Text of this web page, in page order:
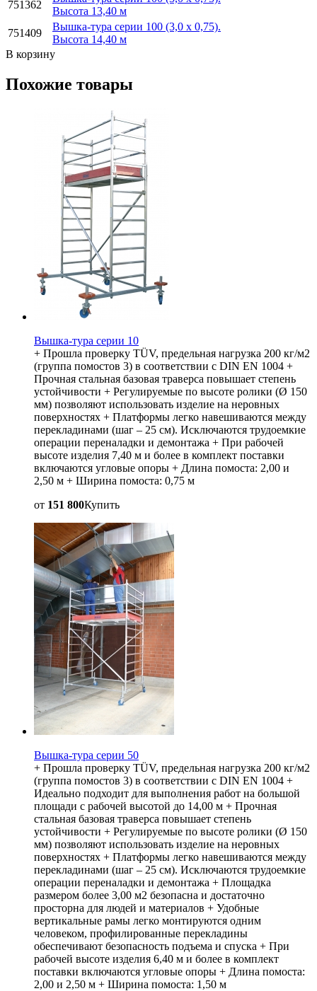
751362
Высота 13,40 м
751409
Вышка-тура серии 100 (3,0 х 0,75).
Высота 14,40 м
В корзину
Похожие товары
Вышка-тура серии 10
+ Прошла проверку TÜV, предельная нагрузка 200 кг/м2
(группа помостов 3) в соответствии с DIN EN 1004 +
Прочная стальная базовая траверса повышает степень
устойчивости + Регулируемые по высоте ролики (Ø 150
мм) позволяют использовать изделие на неровных
поверхностях + Платформы легко навешиваются между
перекладинами (шаг – 25 см). Исключаются трудоемкие
операции переналадки и демонтажа + При рабочей
высоте изделия 7,40 м и более в комплект поставки
включаются угловые опоры + Длина помоста: 2,00 и
2,50 м + Ширина помоста: 0,75 м
от 151 800Купить
Вышка-тура серии 50
+ Прошла проверку TÜV, предельная нагрузка 200 кг/м2
(группа помостов 3) в соответствии с DIN EN 1004 +
Идеально подходит для выполнения работ на большой
площади с рабочей высотой до 14,00 м + Прочная
стальная базовая траверса повышает степень
устойчивости + Регулируемые по высоте ролики (Ø 150
мм) позволяют использовать изделие на неровных
поверхностях + Платформы легко навешиваются между
перекладинами (шаг – 25 см). Исключаются трудоемкие
операции переналадки и демонтажа + Площадка
размером более 3,00 м2 безопасна и достаточно
просторна для людей и материалов + Удобные
вертикальные рамы легко монтируются одним
человеком, профилированные перекладины
обеспечивают безопасность подъема и спуска + При
рабочей высоте изделия 6,40 м и более в комплект
поставки включаются угловые опоры + Длина помоста:
2,00 и 2,50 м + Ширина помоста: 1,50 м